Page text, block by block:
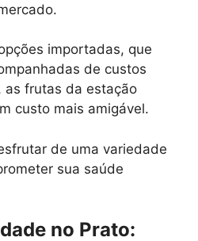
importadas, que
de custos
frutas da estação
custo mais amigável.
de uma variedade
sua saúde
no Prato: